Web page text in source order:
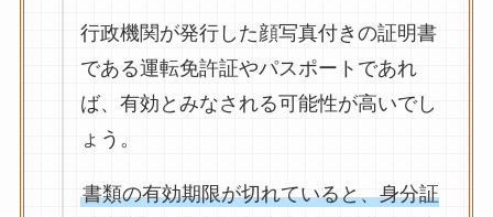
行政機関が発行した顔写真付きの証明書
である運転免許証やパスポートであれ
ば、有効とみなされる可能性が高いでし
ょう。
書類の有効期限が切れていると、身分証